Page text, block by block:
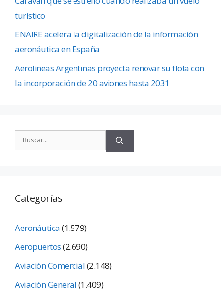
turístico
ENAIRE acelera la digitalización de la información
aeronáutica en España
Aerolíneas Argentinas proyecta renovar su flota con
la incorporación de 20 aviones hasta 2031
Categorías
Aeronáutica(1.579)
Aeropuertos(2.690)
Aviación Comercial(2.148)
Aviación General(1.409)